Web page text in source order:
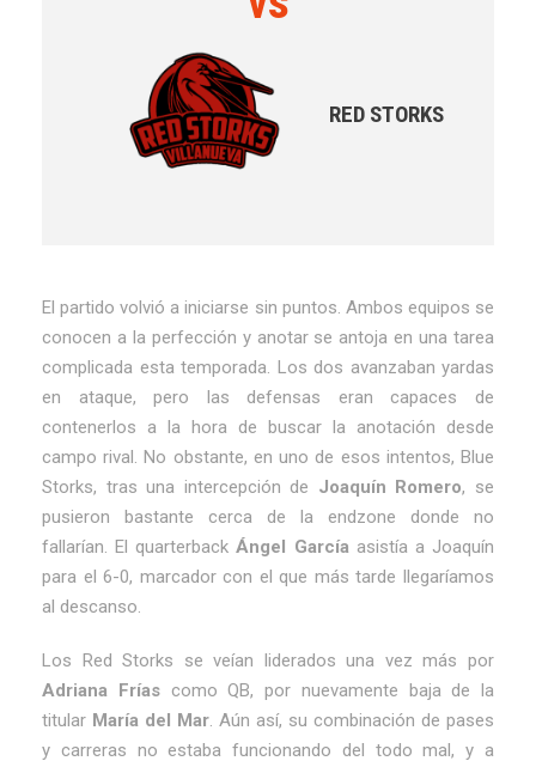
RED STORKS
El partido volvió a iniciarse sin puntos. Ambos equipos se
conocen a la perfección y anotar se antoja en una tarea
complicada esta temporada. Los dos avanzaban yardas
en ataque, pero las defensas eran capaces de
contenerlos a la hora de buscar la anotación desde
campo rival. No obstante, en uno de esos intentos, Blue
Storks, tras una intercepción de Joaquín Romero, se
pusieron bastante cerca de la endzone donde no
fallarían. El quarterbackÁngel Garcíaasistía a Joaquín
para el 6-0, marcador con el que más tarde llegaríamos
al descanso.
Los Red Storks se veían liderados una vez más por
Adriana Fríascomo QB, por nuevamente baja de la
titular María del Mar. Aún así, su combinación de pases
y carreras no estaba funcionando del todo mal, y a